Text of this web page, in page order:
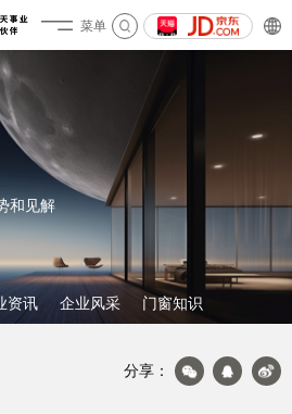
菜单
关于轩尼斯
和见解
资讯 企业风采 门窗知识
分享：